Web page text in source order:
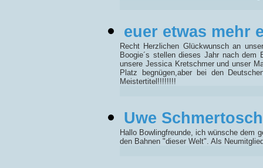
euer etwas mehr
Recht Herzlichen Glückwunsch an
Boogie´s stellen dieses Jahr nach dem
unsere Jessica Kretschmer und unser
Platz begnügen,aber bei den
Meistertitel!!!!!!!!
Uwe
Hallo Bowlingfreunde, ich wünsche dem
den Bahnen "dieser Welt". Als